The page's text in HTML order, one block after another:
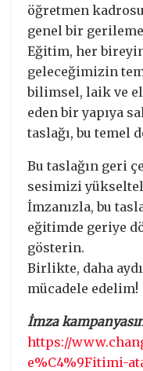
öğretmen
genel bir
Eğitim, her
geleceğimizin
bilimsel, laik ve
eden bir yapıya
taslağı, bu temel
Bu taslağın geri
sesimizi
İmzanızla, bu
eğitimde geriye
gösterin.
Birlikte, daha
mücadele edelim!
İmza
https://
e%C4%9Fitimi-